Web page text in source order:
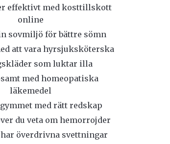
effektivt med kosttillskott
online
sovmiljö för bättre sömn
att vara hyrsjuksköterska
som luktar illa
med homeopatiska
läkemedel
med rätt redskap
du veta om hemorrojder
överdrivna svettningar